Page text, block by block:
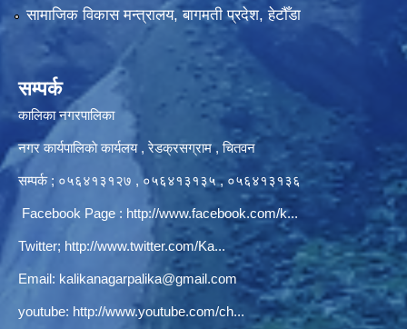
सामाजिक विकास मन्त्रालय, बागमती प्रदेश, हेटौँडा
सम्पर्क
कालिका नगरपालिका
नगर कार्यपालिकाे कार्यलय‍ , रेडक्रसग्राम , चितवन
सम्पर्क ; ०५६४१३१२७ , ०५६४१३१३५ , ०५६४१३१३६
Facebook Page : http://www.facebook.com/k...
Twitter; http://www.twitter.com/Ka...
Email: kalikanagarpalika@gmail.com
youtube: http://www.youtube.com/ch...